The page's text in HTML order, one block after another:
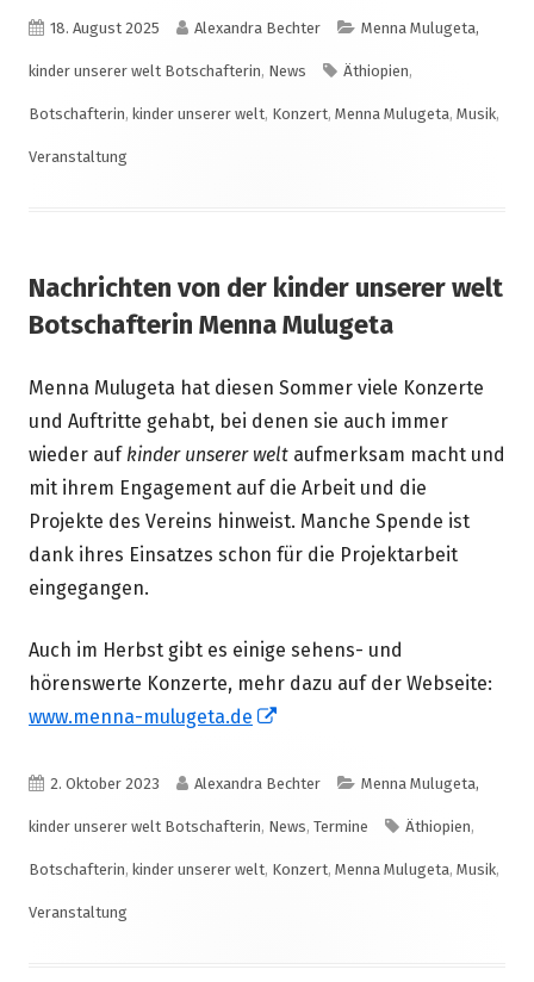
Veröffentlicht
am
18. August 2025 Autor
Alexandra Bechter Kategorien
Menna Mulugeta,
kinder unserer welt Botschafterin, News Schlagwörter
Äthiopien,
Botschafterin, kinder unserer welt, Konzert, Menna Mulugeta, Musik,
Veranstaltung
Nachrichten von der kinder unserer welt
Botschafterin Menna Mulugeta
Menna Mulugeta hat diesen Sommer viele Konzerte
und Auftritte gehabt, bei denen sie auch immer
wieder auf kinder unserer welt aufmerksam macht und
mit ihrem Engagement auf die Arbeit und die
Projekte des Vereins hinweist. Manche Spende ist
dank ihres Einsatzes schon für die Projektarbeit
eingegangen.
Auch im Herbst gibt es einige sehens- und
hörenswerte Konzerte, mehr dazu auf der Webseite:
www.menna-mulugeta.de
Fenster
öffnen
Veröffentlicht
am
2. Oktober 2023 Autor
Alexandra Bechter Kategorien
Menna Mulugeta,
kinder unserer welt Botschafterin, News, Termine Schlagwörter
Äthiopien,
Botschafterin, kinder unserer welt, Konzert, Menna Mulugeta, Musik,
Veranstaltung